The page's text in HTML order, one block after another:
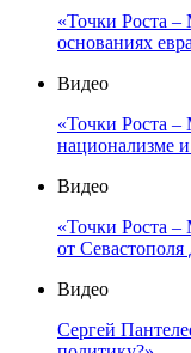
«Точки Роста
основаниях
Видео
«Точки Роста
национализме и
Видео
«Точки Роста
от
Видео
Сергей